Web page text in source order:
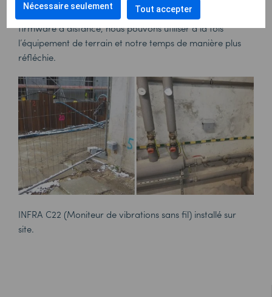
autonomie de quatre mois et une mise à niveau des
firmware à distance, nous pouvons utiliser à la fois
l’équipement de terrain et notre temps de manière plus
réfléchie.
INFRA C22 (Moniteur de vibrations sans fil) installé sur
site.
Nécessaire seulement Tout accepter